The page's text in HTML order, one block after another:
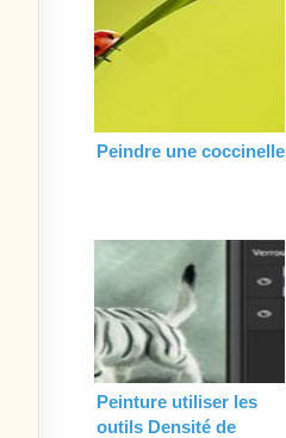
Peindre une coccinelle
Peinture utiliser les
outils Densité de